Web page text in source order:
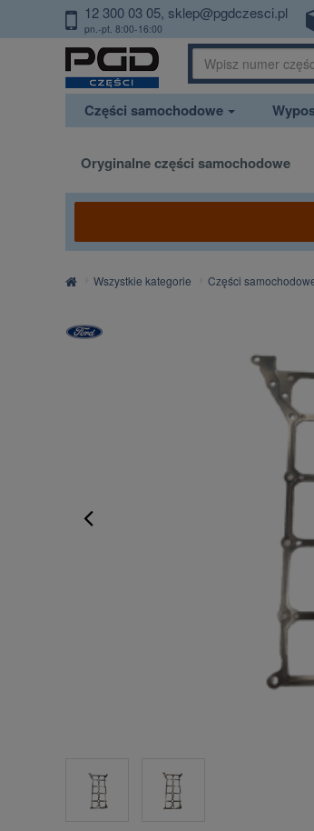
PrzejdzDoTresci
12 300 03 05 sklep@pgdczesci.pl
pn.-pt. 8:00-16:00
Części samochodowe
Oryginalne części samochodowe
StronaWszystkie kategorie Części